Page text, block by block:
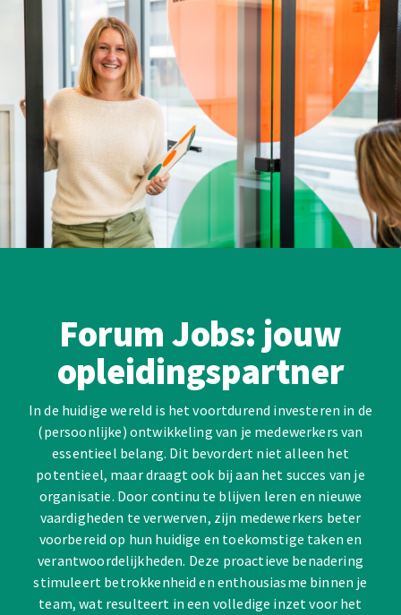
Forum Jobs: jouw
opleidingspartner
In de huidige wereld is het voortdurend investeren in de
(persoonlijke) ontwikkeling van je medewerkers van
essentieel belang. Dit bevordert niet alleen het
potentieel, maar draagt ook bij aan het succes van je
organisatie. Door continu te blijven leren en nieuwe
vaardigheden te verwerven, zijn medewerkers beter
voorbereid op hun huidige en toekomstige taken en
verantwoordelijkheden. Deze proactieve benadering
stimuleert betrokkenheid en enthousiasme binnen je
team, wat resulteert in een volledige inzet voor het